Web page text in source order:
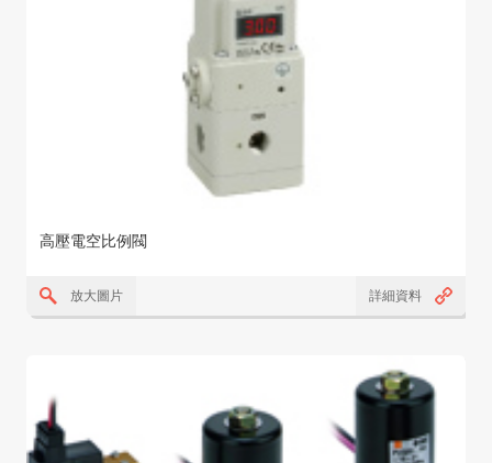
高壓電空比例閥
放大圖片 詳細資料